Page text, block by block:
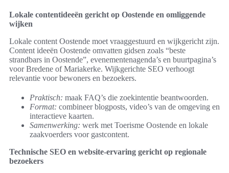
Lokale contentideeën gericht op Oostende en omliggende
wijken
Lokale content Oostende moet vraaggestuurd en wijkgericht zijn.
Content ideeën Oostende omvatten gidsen zoals “beste
strandbars in Oostende”, evenementenagenda’s en buurtpagina’s
voor Bredene of Mariakerke. Wijkgerichte SEO verhoogt
relevantie voor bewoners en bezoekers.
Praktisch: maak FAQ’s die zoekintentie beantwoorden.
Format: combineer blogposts, video’s van de omgeving en
interactieve kaarten.
Samenwerking: werk met Toerisme Oostende en lokale
zaakvoerders voor gastcontent.
Technische SEO en website-ervaring gericht op regionale
bezoekers